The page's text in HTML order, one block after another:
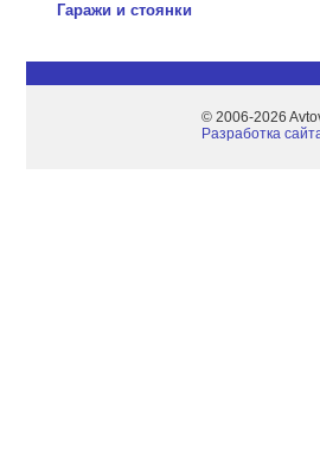
Гаражи и стоянки
© 2006-2026
Разработка